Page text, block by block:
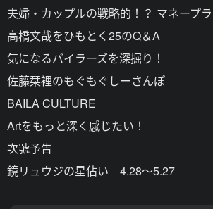
夫婦・カップルの戦略的！？ マネープ
高橋文哉をひもとく25のQ＆A
気になるバイラーズを深掘り！
佐藤栞裡のもぐもぐしーさんぽ
BAILA CULTURE
Artをもっと深く感じたい！
次號予告
鏡リュウジの星佔い 4.28～5.27